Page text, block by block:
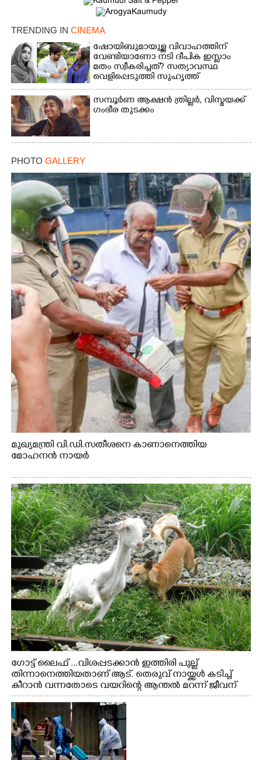
TRENDING IN CINEMA
ഷോയിബുമായുള്ള വിവാഹത്തിന്
വേണ്ടിയാണോ നടി ദീപിക ഇസ്ലാം
മതം സ്വീകരിച്ചത്? സത്യാവസ്ഥ
വെളിപ്പെടുത്തി സുഹൃത്ത്‌
സമ്പൂർണ ആക്ഷൻ ത്രില്ലർ,​ വിസ്മയക്ക്
ഗംഭീര തുടക്കം
PHOTO GALLERY
മുഖ്യമന്ത്രി വി.ഡി.സതീശനെ കാണാനെത്തിയ
മോഹനൻ നായർ
ഗോട്ട് ലൈഫ് ...വിശപ്പടക്കാൻ ഇത്തിരി പുല്ല്
തിന്നാനെത്തിയതാണ് ആട്. തെരുവ് നായ്ക്കൾ കടിച്ച്
കീറാൻ വന്നതോടെ വയറിന്റെ ആന്തൽ മറന്ന് ജീവന്
വേണ്ടിയായി ഓട്ടം. എറണാകുളം വാത്തുരുത്തിയിൽ
നിന്നുള്ള കാഴ്ച